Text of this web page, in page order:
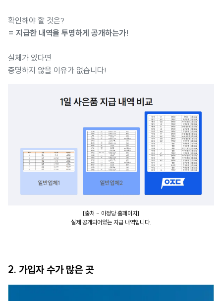
확인해야 할 것은?
= 지급한 내역을 투명하게 공개하는가!
실체가 있다면
증명하지 않을 이유가 없습니다!
[출처 - 아정당 홈페이지]
실제 공개되어있는 지급 내역입니다.
2. 가입자 수가 많은 곳